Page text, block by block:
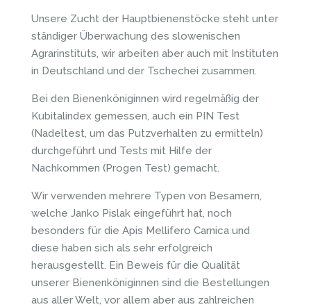
Unsere Zucht der Hauptbienenstöcke steht unter
ständiger Überwachung des slowenischen
Agrarinstituts, wir arbeiten aber auch mit Instituten
in Deutschland und der Tschechei zusammen.
Bei den Bienenköniginnen wird regelmäßig der
Kubitalindex gemessen, auch ein PIN Test
(Nadeltest, um das Putzverhalten zu ermitteln)
durchgeführt und Tests mit Hilfe der
Nachkommen (Progen Test) gemacht.
Wir verwenden mehrere Typen von Besamern,
welche Janko Pislak eingeführt hat, noch
besonders für die Apis Mellifero Carnica und
diese haben sich als sehr erfolgreich
herausgestellt. Ein Beweis für die Qualität
unserer Bienenköniginnen sind die Bestellungen
aus aller Welt, vor allem aber aus zahlreichen